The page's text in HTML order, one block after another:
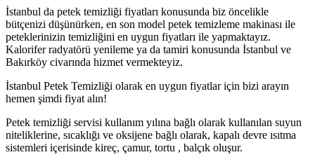
İstanbul da petek temizliği fiyatları konusunda biz öncelikle
bütçenizi düşünürken, en son model petek temizleme makinası ile
peteklerinizin temizliğini en uygun fiyatları ile yapmaktayız.
Kalorifer radyatörü yenileme ya da tamiri konusunda İstanbul ve
Bakırköy civarında hizmet vermekteyiz.
İstanbul Petek Temizliği olarak en uygun fiyatlar için bizi arayın
hemen şimdi fiyat alın!
Petek temizliği servisi kullanım yılına bağlı olarak kullanılan suyun
niteliklerine, sıcaklığı ve oksijene bağlı olarak, kapalı devre ısıtma
sistemleri içerisinde kireç, çamur, tortu , balçık oluşur.